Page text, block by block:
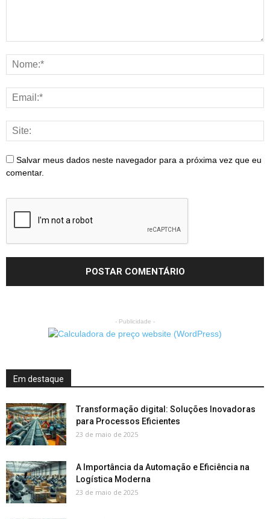
Salvar meus dados neste navegador para a próxima vez que eu
comentar.
- Publicidade -
Em destaque
Transformação digital: Soluções Inovadoras
para Processos Eficientes
23 de maio de 2025
A Importância da Automação e Eficiência na
Logística Moderna
23 de maio de 2025